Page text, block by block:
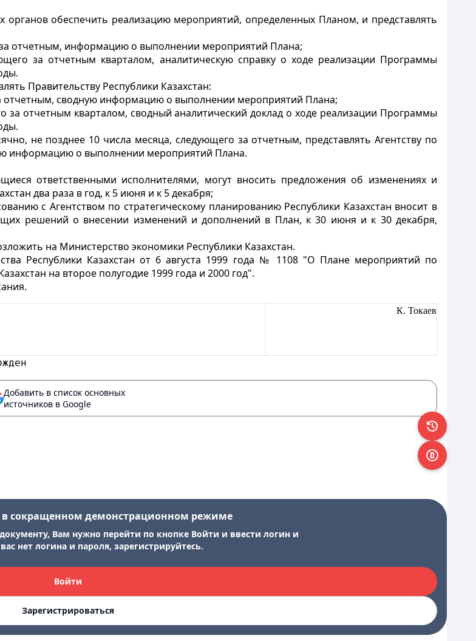
обеспечить реализацию мероприятий, определенных Планом, и представлять
отчетным, информацию о выполнении мероприятий Плана;
за отчетным кварталом, аналитическую справку о ходе реализации Программы
Правительству Республики Казахстан:
отчетным, сводную информацию о выполнении мероприятий Плана;
за отчетным кварталом, сводный аналитический доклад о ходе реализации Программы
не позднее 10 числа месяца, следующего за отчетным, представлять Агентству по
информацию о выполнении мероприятий Плана.
ответственными исполнителями, могут вносить предложения об изменениях и
два раза в год, к 5 июня и к 5 декабря;
с Агентством по стратегическому планированию Республики Казахстан вносит в
решений о внесении изменений и дополнений в План, к 30 июня и к 30 декабря,
на Министерство экономики Республики Казахстан.
Республики Казахстан от 6 августа 1999 года № 1108 "О Плане мероприятий по
на второе полугодие 1999 года и 2000 год".
К. Токаев
Добавить в список основных
источников в Google
в сокращенном демонстрационном режиме
Вам нужно перейти по кнопке Войти и ввести логин и
нет логина и пароля, зарегистрируйтесь.
Войти
Зарегистрироваться